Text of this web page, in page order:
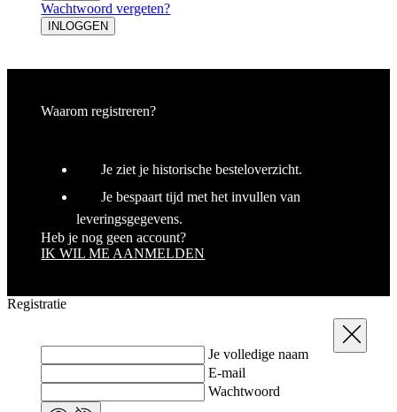
Wachtwoord vergeten?
INLOGGEN
Waarom registreren?
Je ziet je historische besteloverzicht.
Je bespaart tijd met het invullen van
leveringsgegevens.
Heb je nog geen account?
IK WIL ME AANMELDEN
Sluit
Registratie
Je volledige naam
E-mail
Wachtwoord